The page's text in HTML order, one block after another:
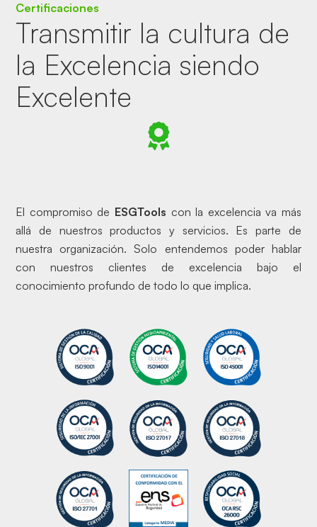
Certificaciones
Transmitir la cultura de
la Excelencia siendo
Excelente
El compromiso de ESGTools con la excelencia va más
allá de nuestros productos y servicios. Es parte de
nuestra organización. Solo entendemos poder hablar
con nuestros clientes de excelencia bajo el
conocimiento profundo de todo lo que implica.